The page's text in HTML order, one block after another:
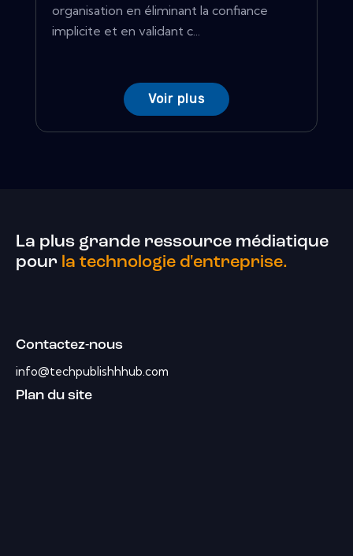
organisation en éliminant la confiance
implicite et en validant c...
Voir plus
La plus grande ressource médiatique
pour la technologie d'entreprise.
Contactez-nous
info@techpublishhhub.com
Plan du site